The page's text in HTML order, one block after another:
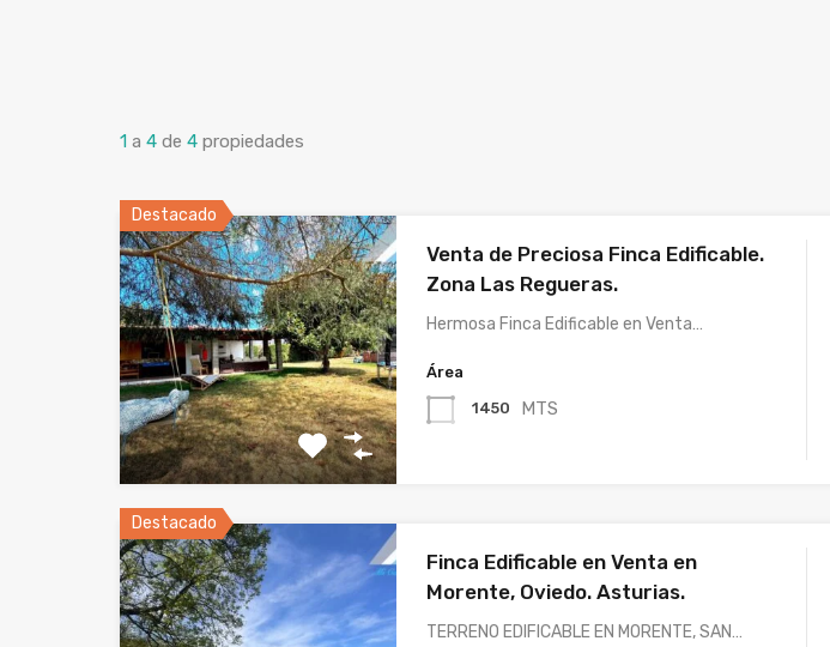
1 a 4 de 4 propiedades
Destacado
Venta de Preciosa Finca Edificable.
Zona Las Regueras.
Hermosa Finca Edificable en Venta…
Área
1450 MTS
Destacado
Finca Edificable en Venta en
Morente, Oviedo. Asturias.
TERRENO EDIFICABLE EN MORENTE, SAN…